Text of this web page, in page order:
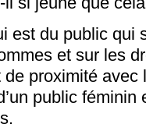
est du public qui
et sur les
de proximité
public féminin